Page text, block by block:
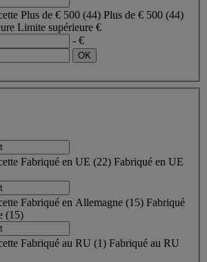
Plus de € 500 (44) Plus de € 500 (44)
Limite supérieure €
- €
Fabriqué en UE (22) Fabriqué en UE
Fabriqué en Allemagne (15) Fabriqué
(15)
Fabriqué au RU (1) Fabriqué au RU